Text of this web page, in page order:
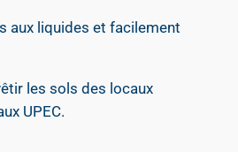
aux liquides et facilement
les sols des locaux
UPEC.